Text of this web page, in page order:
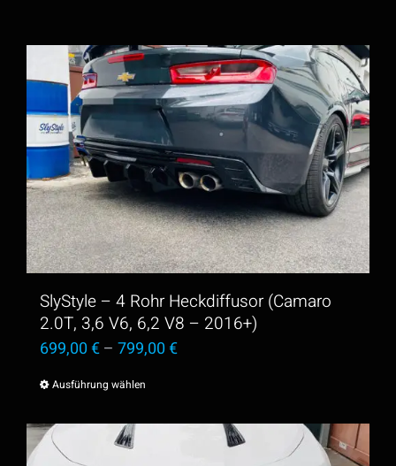
SlyStyle – 4 Rohr Heckdiffusor (Camaro
2.0T, 3,6 V6, 6,2 V8 – 2016+)
699,00€– 799,00€
Ausführung wählen
Produkt